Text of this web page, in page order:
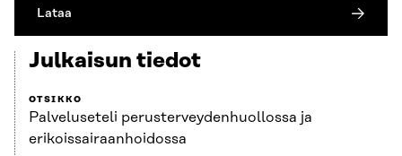
Lataa
Julkaisun tiedot
OTSIKKO
Palveluseteli perusterveydenhuollossa ja
erikoissairaanhoidossa